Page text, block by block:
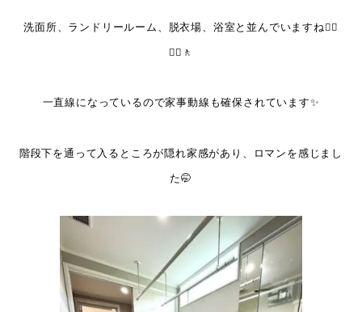
洗面所、ランドリールーム、脱衣場、浴室と並んでいますね🚶‍♀️
🚶‍♂️🚶
一直線になっているので家事動線も確保されています✨
階段下を通って入るところが隠れ家感があり、ロマンを感じまし
た🤭